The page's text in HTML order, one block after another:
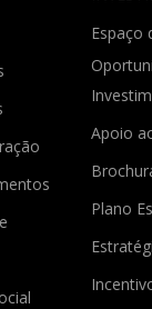
Espaço
Apoio
Plano